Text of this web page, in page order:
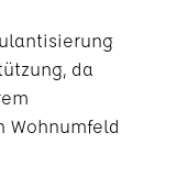
da
Wohnumfeld